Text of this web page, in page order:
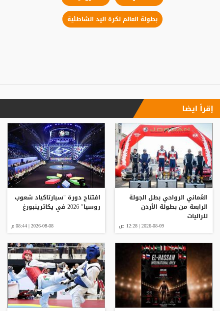
بطولة العالم لكرة اليد الشاطئية
إقرأ ايضا
العُماني الرواحي بطل الجولة
الرابعة من بطولة الأردن
للراليات
2026-08-09 | 12:28 ص
افتتاح دورة "سبارتاكياد شعوب
روسيا" 2026 في يكاترينبورغ
2026-08-08 | 08:44 م